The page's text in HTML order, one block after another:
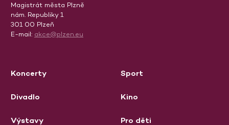
Magistrát města Plzně
nám. Republiky 1
301 00 Plzeň
E-mail: akce@plzen.eu
Koncerty
Divadlo
Výstavy
Sport
Kino
Pro děti